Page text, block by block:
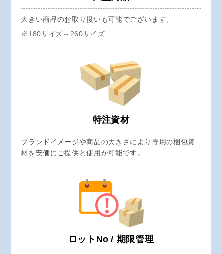
大きい商品のお取り扱いも可能でございます。
※180サイズ～260サイズ
特注資材
ブランドイメージや商品の大きさにより専用の梱包資
材を安価にご提供と使用が可能です。
ロットNo / 期限管理